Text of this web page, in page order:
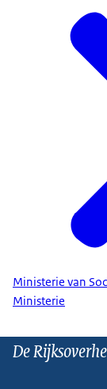
Ministerie van
Ministerie
De